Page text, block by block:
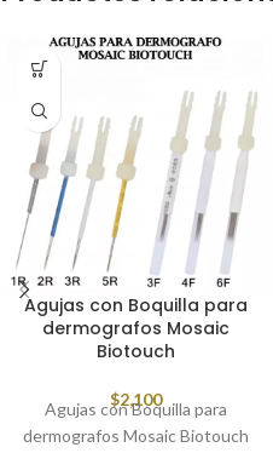
Agujas con Boquilla para
dermografos Mosaic
Biotouch
$2,100
Agujas con Boquilla para
dermografos Mosaic Biotouch